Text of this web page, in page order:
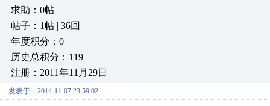
求助：0帖
帖子：1帖 | 36回
年度积分：0
历史总积分：119
注册：2011年11月29日
发表于：2014-11-07 23:59:02